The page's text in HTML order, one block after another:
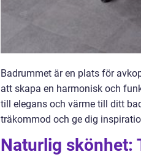
Badrummet är en plats för
att skapa en harmonisk och
till elegans och värme till ditt
träkommod och ge dig
Naturlig skönhet: